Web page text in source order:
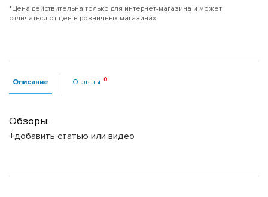
*Цена действительна только для интернет-магазина и может
отличаться от цен в розничных магазинах
Описание Отзывы
Обзоры:
+добавить статью или видео